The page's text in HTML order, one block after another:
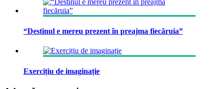
“Destinul e mereu prezent în preajma fiecăruia”
Exercițiu de imaginație